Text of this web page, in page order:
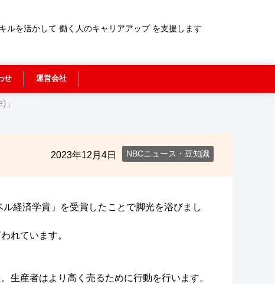
ルを活かして 働く人のキャリアアップ を支援します
せ 運営会社
2023年12月4日 NBCニュース・豆知識
経済学賞」を受賞したことで脚光を浴びまし
れています。
生産者はより高く売るために行動を行います。